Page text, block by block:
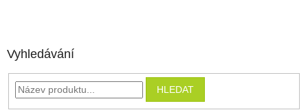
Vyhledávání
HLEDAT